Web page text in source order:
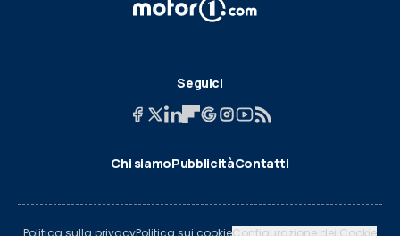
Seguici
Chi siamoPubblicitàContatti